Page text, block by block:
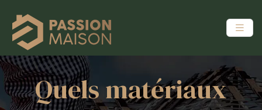
Quels matériaux